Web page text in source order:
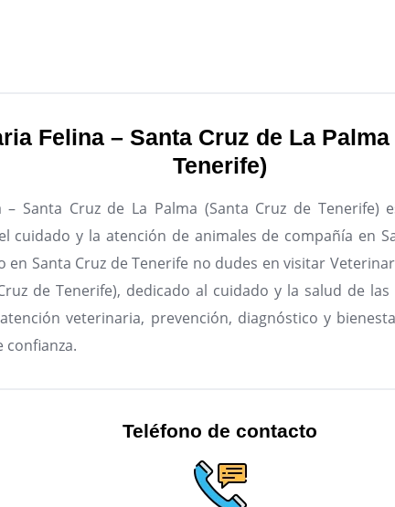
Felina – Santa Cruz de La
Tenerife)
– Santa Cruz de La Palma (Santa Cruz de Tenerife)
cuidado y la atención de animales de compañía en
en Santa Cruz de Tenerife no dudes en visitar
de Tenerife), dedicado al cuidado y la salud de
veterinaria, prevención, diagnóstico y
confianza.
Teléfono de contacto